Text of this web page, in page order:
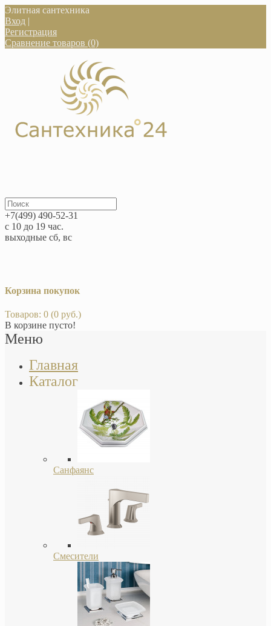
Элитная сантехника
Вход |
Регистрация
Сравнение товаров (0)
+7(499) 490-52-31
с 10 до 19 час.
выходные сб, вс
Корзина покупок
Товаров: 0 (0 руб.)
В корзине пусто!
Меню
Главная
Каталог
Санфаянс
Смесители